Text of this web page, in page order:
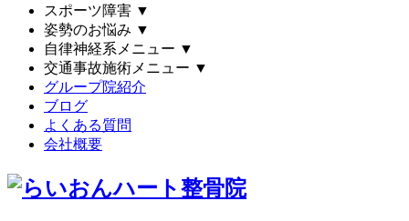
スポーツ障害 ▼
姿勢のお悩み ▼
自律神経系メニュー ▼
交通事故施術メニュー ▼
グループ院紹介
ブログ
よくある質問
会社概要